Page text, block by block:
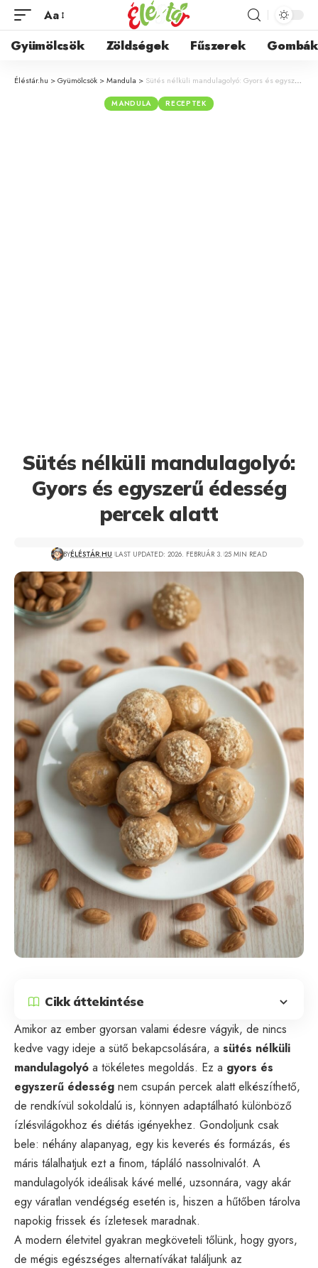
Aa
Gyümölcsök Zöldségek Fűszerek Gombák
Éléstár.hu >Gyümölcsök >Mandula > Sütés nélküli mandulagolyó: Gyors és egyszerű édesség percek alatt
MANDULA RECEPTEK
Sütés nélküli mandulagolyó:
Gyors és egyszerű édesség
percek alatt
BYÉLÉSTÁR.HU LAST UPDATED: 2026. FEBRUÁR 3. 25 MIN READ
Cikk áttekintése
Amikor az ember gyorsan valami édesre vágyik, de nincs
kedve vagy ideje a sütő bekapcsolására, a sütés nélküli
mandulagolyó a tökéletes megoldás. Ez a gyors és
egyszerű édesség nem csupán percek alatt elkészíthető,
de rendkívül sokoldalú is, könnyen adaptálható különböző
ízlésvilágokhoz és diétás igényekhez. Gondoljunk csak
bele: néhány alapanyag, egy kis keverés és formázás, és
máris tálalhatjuk ezt a finom, tápláló nassolnivalót. A
mandulagolyók ideálisak kávé mellé, uzsonnára, vagy akár
egy váratlan vendégség esetén is, hiszen a hűtőben tárolva
napokig frissek és ízletesek maradnak.
A modern életvitel gyakran megköveteli tőlünk, hogy gyors,
de mégis egészséges alternatívákat találjunk az